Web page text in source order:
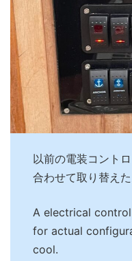
以前の電装コント
合わせて取り替え
A electrical
for actual
cool.